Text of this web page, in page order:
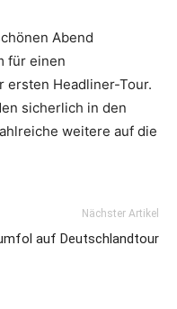
Abend
für einen
ersten Headliner-Tour.
sicherlich in den
weitere auf die
Nächster Artikel
auf Deutschlandtour